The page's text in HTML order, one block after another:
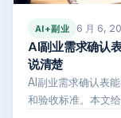
AI+副业 6 月 6,
AI副业需求确认
说清楚
AI副业需求确认表
和验收标准。本文